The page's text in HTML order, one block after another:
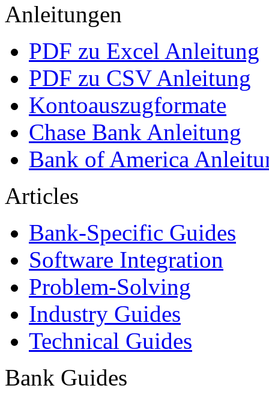
Anleitungen
PDF zu Excel Anleitung
PDF zu CSV Anleitung
Kontoauszugformate
Chase Bank Anleitung
Bank of America
Articles
Bank-Specific Guides
Software Integration
Problem-Solving
Industry Guides
Technical Guides
Bank Guides